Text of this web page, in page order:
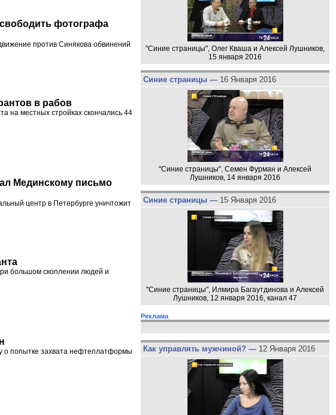
фотографа
против Синякова обвинений
в рабов
на местных стройках скончались 44
Мединскому письмо
центр в Петербурге уничтожит
большом скоплении людей и
о попытке захвата нефтеплатформы
"Синие страницы", Олег Кваша и Алексей Лушников,
15 января 2016
Синие страницы — 16 Января 2016
"Синие страницы", Семен Фурман и Алексей
Лушников, 14 января 2016
Синие страницы — 15 Января 2016
"Синие страницы", Илмира Багаутдинова и Алексей
Лушников, 12 января 2016, канал 47
Реклама
Как управлять мужчиной? — 12 Января 2016